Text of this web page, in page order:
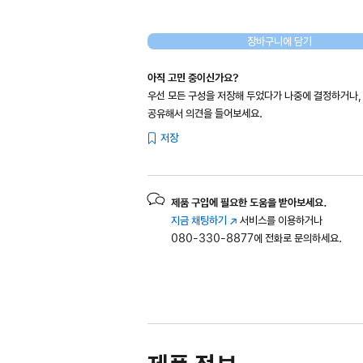
장바구니에 담기
아직 고민 중이신가요?
우선 모든 구성을 저장해 두었다가 나중에 결정하거나
공유해서 의견을 들어보세요.
저장
제품 구입에 필요한 도움을 받아보세요.
지금 채팅하기 (새
창에서
서비스를 이용하거나
080-330-8877에 전화로 문의하세요.